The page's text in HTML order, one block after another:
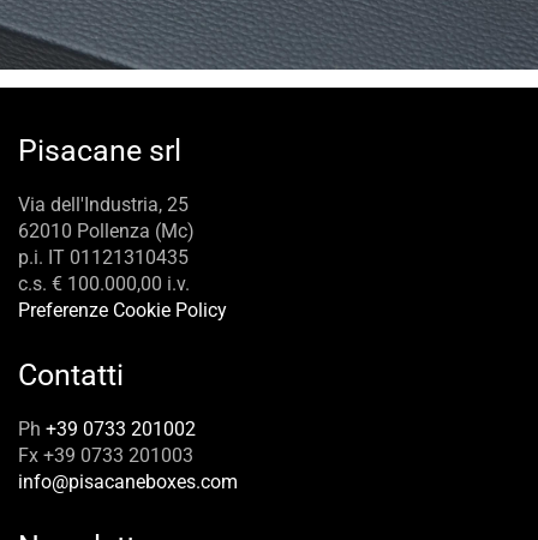
Pisacane srl
Via dell'Industria, 25
62010 Pollenza (Mc)
p.i. IT 01121310435
c.s. € 100.000,00 i.v.
Preferenze Cookie Policy
Contatti
Ph +39 0733 201002
Fx +39 0733 201003
info@pisacaneboxes.com